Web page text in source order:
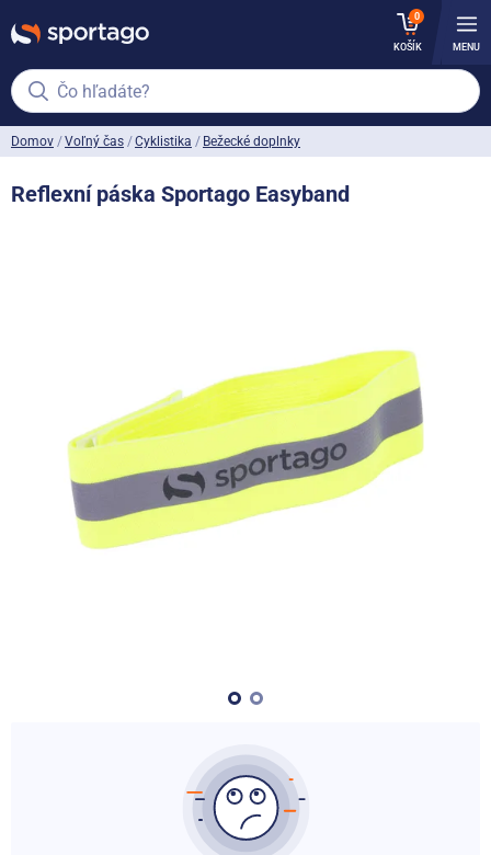
0
KOŠÍK MENU
Čo hľadáte?
Domov Voľný čas Cyklistika Bežecké doplnky
Reflexní páska Sportago Easyband